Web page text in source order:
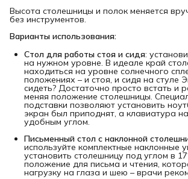
Высота столешницы и полок меняется
без инструментов.
Варианты использования:
Стол для работы стоя и сидя:
на нужном уровне. В идеале край
находиться на уровне солнечного
положениях – и стоя, и сидя на стуле
сидеть? Достаточно просто встать и
меняя положение столешницы.
подставки позволяют установить
экран был приподнят, а клавиатура
удобным углом.
Письменный стол с наклонной
используйте комплектные наклонные
установить столешницу под углом в
положение для письма и чтения,
нагрузку на глаза и шею – врачи